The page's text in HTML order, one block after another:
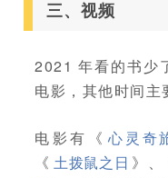
三、视频
2021 年看的书少
电影，其他时间主
电影有《 心灵奇
《 土拨鼠之日 》、